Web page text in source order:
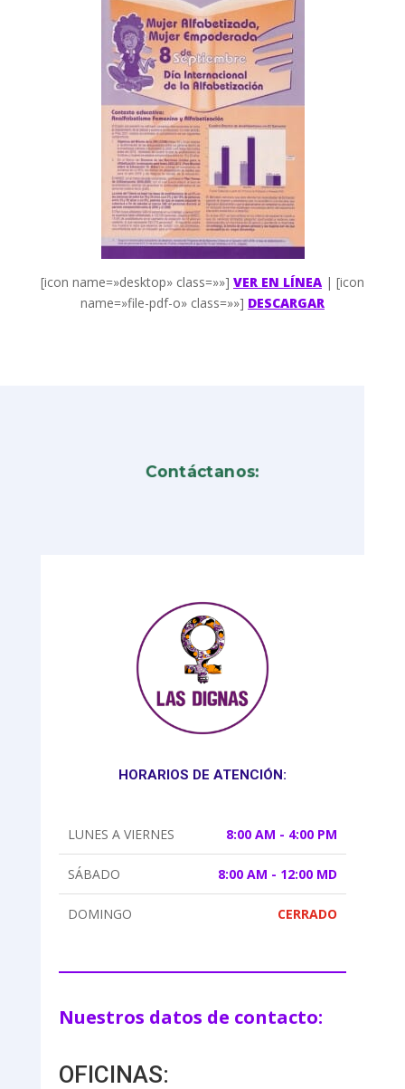
[icon name=»desktop» class=»»] VER EN LÍNEA | [icon
name=»file-pdf-o» class=»»] DESCARGAR
Contáctanos:
HORARIOS DE ATENCIÓN:
LUNES A VIERNES 8:00 AM - 4:00 PM
SÁBADO 8:00 AM - 12:00 MD
DOMINGO CERRADO
Nuestros datos de contacto:
OFICINAS: